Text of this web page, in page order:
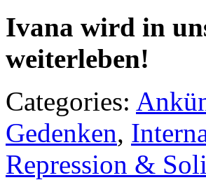
Ivana wird in
weiterleben!
Categories:
Gedenken,
Repression &